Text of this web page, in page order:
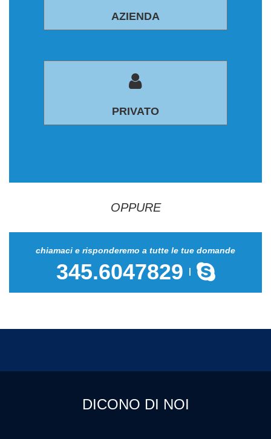
AZIENDA
PRIVATO
OPPURE
chiamaci e risponderemo a tutte le tue domande
345.6047829 |
DICONO DI NOI